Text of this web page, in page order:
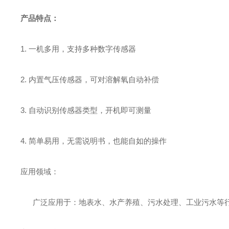
产品特点：
1.一机多用，支持多种数字传感器
2. 内置气压传感器，可对溶解氧自动补偿
3. 自动识别传感器类型，开机即可测量
4.简单易用，无需说明书，也能自如的操作
应用领域：
广泛应用于：地表水、水产养殖、污水处理、工业污水等